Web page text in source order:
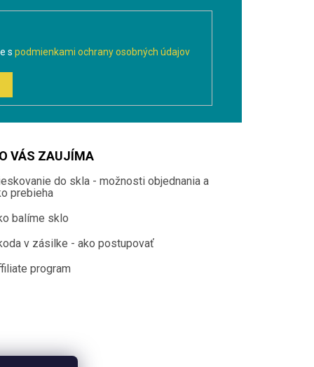
s podmienkami ochrany osobných údajov
VÁS ZAUJÍMA
do skla - možnosti objednania a
prebieha
balíme sklo
v zásilke - ako postupovať
program